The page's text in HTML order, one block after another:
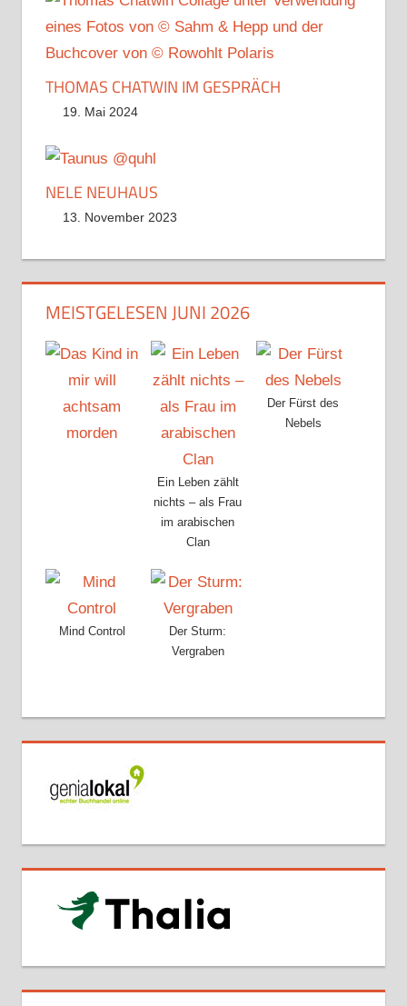
THOMAS CHATWIN IM GESPRÄCH
19. Mai 2024
NELE NEUHAUS
13. November 2023
MEISTGELESEN JUNI 2026
Ein Leben zählt
nichts – als Frau
im arabischen
Clan
Der Fürst des
Nebels
Mind Control
Der Sturm:
Vergraben